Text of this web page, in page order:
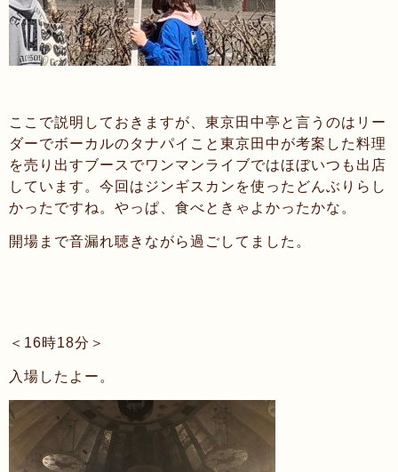
ここで説明しておきますが、東京田中亭と言うのはリー
ダーでボーカルのタナパイこと東京田中が考案した料理
を売り出すブースでワンマンライブではほぼいつも出店
しています。今回はジンギスカンを使ったどんぶりらし
かったですね。やっぱ、食べときゃよかったかな。
開場まで音漏れ聴きながら過ごしてました。
＜16時18分＞
入場したよー。